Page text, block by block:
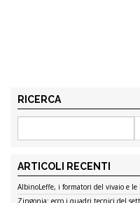
RICERCA
ARTICOLI RECENTI
AlbinoLeffe, i formatori del vivaio e
Zingonia: ecco i quadri tecnici del